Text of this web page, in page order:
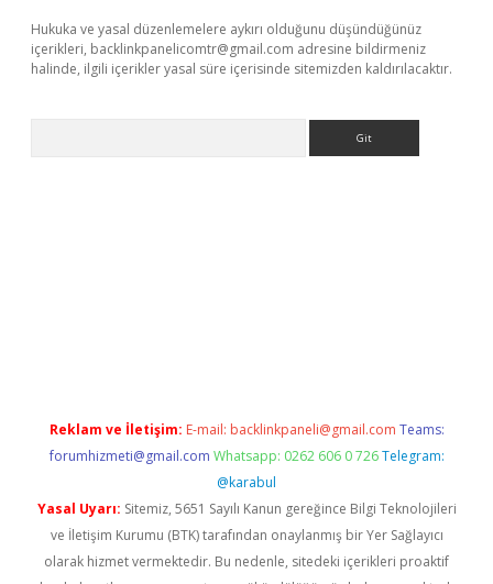
Hukuka ve yasal düzenlemelere aykırı olduğunu düşündüğünüz
içerikleri, backlinkpanelicomtr@gmail.com adresine bildirmeniz
halinde, ilgili içerikler yasal süre içerisinde sitemizden kaldırılacaktır.
Reklam ve İletişim: E-mail: backlinkpaneli@gmail.com Teams:
forumhizmeti@gmail.com Whatsapp: 0262 606 0 726 Telegram:
@karabul
Yasal Uyarı: Sitemiz, 5651 Sayılı Kanun gereğince Bilgi Teknolojileri
ve İletişim Kurumu (BTK) tarafından onaylanmış bir Yer Sağlayıcı
olarak hizmet vermektedir. Bu nedenle, sitedeki içerikleri proaktif